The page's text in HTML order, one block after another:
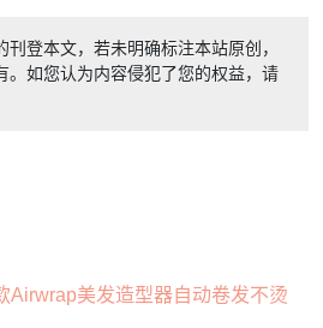
登本文，若未明确标注本站原创，
。如您认为内容侵犯了您的权益，请